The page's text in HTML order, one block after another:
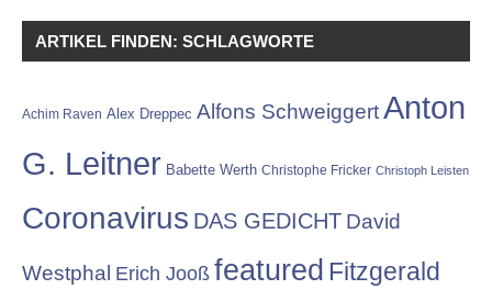
ARTIKEL FINDEN: SCHLAGWORTE
Achim Raven Alex Dreppec Alfons SchweiggertAnton
G. Leitner Babette Werth Christophe Fricker Christoph Leisten
Coronavirus DAS GEDICHT David
Westphal Erich Jooß featured Fitzgerald